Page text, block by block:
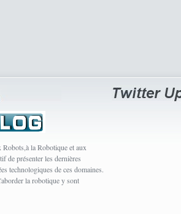
la Robotique et aux
de présenter les dernières
technologiques de ces domaines.
la robotique y sont